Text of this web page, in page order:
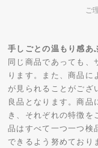
ご
手しごとの温もり感あ
同じ商品であっても、
ります。また、商品に
が見られることがござ
良品となります。商品
き、それぞれの特徴
品はすべて一つ一つ検
できるよう努めており